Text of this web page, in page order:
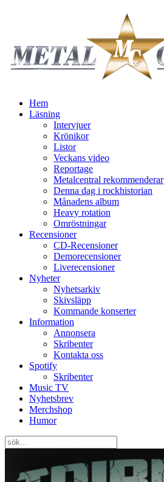
Hem
Läsning
Intervjuer
Krönikor
Listor
Veckans video
Reportage
Metalcentral rekommenderar
Denna dag i rockhistorian
Månadens album
Heavy rotation
Omröstningar
Recensioner
CD-Recensioner
Demorecensioner
Liverecensioner
Nyheter
Nyhetsarkiv
Skivsläpp
Kommande konserter
Information
Annonsera
Skribenter
Kontakta oss
Spotify
Skribenter
Music TV
Nyhetsbrev
Merchshop
Humor